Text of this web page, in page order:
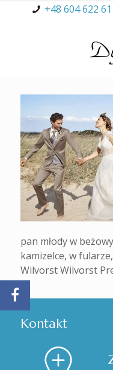
+48 604 622
pan młody w
kamizelce, w
Wilvorst Wilvorst
Kontakt